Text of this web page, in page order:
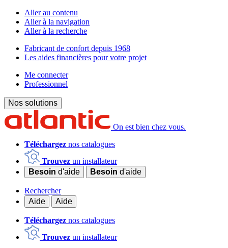
Aller au contenu
Aller à la navigation
Aller à la recherche
Fabricant de confort depuis 1968
Les aides financières pour votre projet
Me connecter
Professionnel
Nos solutions
On est bien chez vous.
Téléchargez nos catalogues
Trouvez un installateur
Besoin d'aide Besoin d'aide
Rechercher
Aide
Aide
Téléchargez nos catalogues
Trouvez un installateur